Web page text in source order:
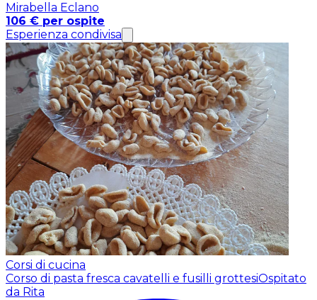
Mirabella Eclano
106 € per ospite
Esperienza condivisa
Corsi di cucina
Corso di pasta fresca cavatelli e fusilli grottesiOspitato
da Rita